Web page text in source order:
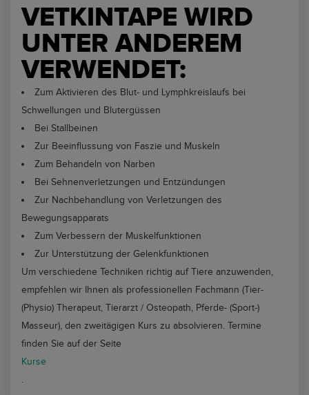
VETKINTAPE WIRD
UNTER ANDEREM
VERWENDET:
Zum Aktivieren des Blut- und Lymphkreislaufs bei
Schwellungen und Blutergüssen
Bei Stallbeinen
Zur Beeinflussung von Faszie und Muskeln
Zum Behandeln von Narben
Bei Sehnenverletzungen und Entzündungen
Zur Nachbehandlung von Verletzungen des
Bewegungsapparats
Zum Verbessern der Muskelfunktionen
Zur Unterstützung der Gelenkfunktionen
Um verschiedene Techniken richtig auf Tiere anzuwenden,
empfehlen wir Ihnen als professionellen Fachmann (Tier-
(Physio) Therapeut, Tierarzt / Osteopath, Pferde- (Sport-)
Masseur), den zweitägigen Kurs zu absolvieren. Termine
finden Sie auf der Seite
Kurse
.